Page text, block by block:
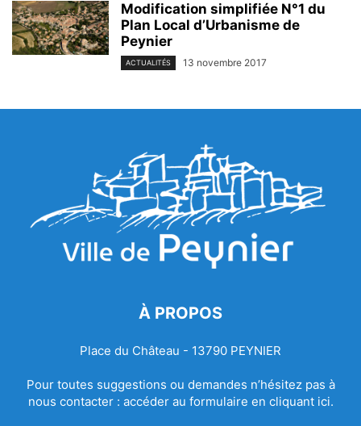
Modification simplifiée N°1 du
Plan Local d’Urbanisme de
Peynier
ACTUALITÉS 13 novembre 2017
À PROPOS
Place du Château - 13790 PEYNIER
Pour toutes suggestions ou demandes n’hésitez pas à
nous contacter : accéder au formulaire en cliquant ici.